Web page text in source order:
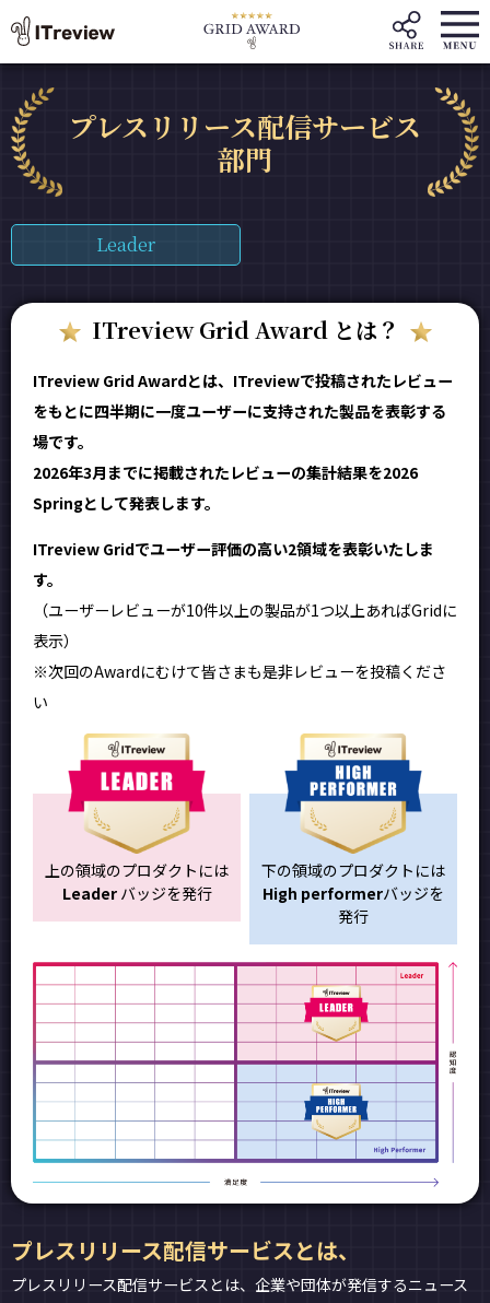
プレスリリース配信サービス
部門
Leader
ITreview Grid Award とは？
ITreview Grid Awardとは、ITreviewで投稿されたレビュー
をもとに四半期に一度ユーザーに支持された製品を表彰する
場です。
2026年3月までに掲載されたレビューの集計結果を2026
Springとして発表します。
ITreview Gridでユーザー評価の高い2領域を表彰いたしま
す。
（ユーザーレビューが10件以上の製品が1つ以上あればGridに
表示）
※次回のAwardにむけて皆さまも是非レビューを投稿くださ
い
上の領域のプロダクトには
Leaderバッジを発行
下の領域のプロダクトには
High performerバッジを
発行
プレスリリース配信サービスとは、
プレスリリース配信サービスとは、企業や団体が発信するニュース